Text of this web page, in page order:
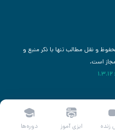
و نقل مطالب تنها با ذکر منبع و
است.
ایزی آموز دوره‌ها